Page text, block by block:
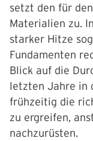
setzt den für
Materialien zu.
starker Hitze
Fundamenten
Blick auf die
letzten Jahre in
frühzeitig die
zu ergreifen,
nachzurüsten.